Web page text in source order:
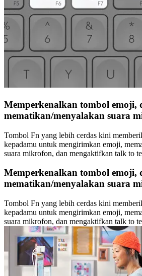
Memperkenalkan tombol emoji,
mematikan/menyalakan suara
Tombol Fn yang lebih cerdas kini
kepadamu untuk mengirimkan emoji,
suara mikrofon, dan mengaktifkan talk to
Memperkenalkan tombol emoji,
mematikan/menyalakan suara
Tombol Fn yang lebih cerdas kini
kepadamu untuk mengirimkan emoji,
suara mikrofon, dan mengaktifkan talk to